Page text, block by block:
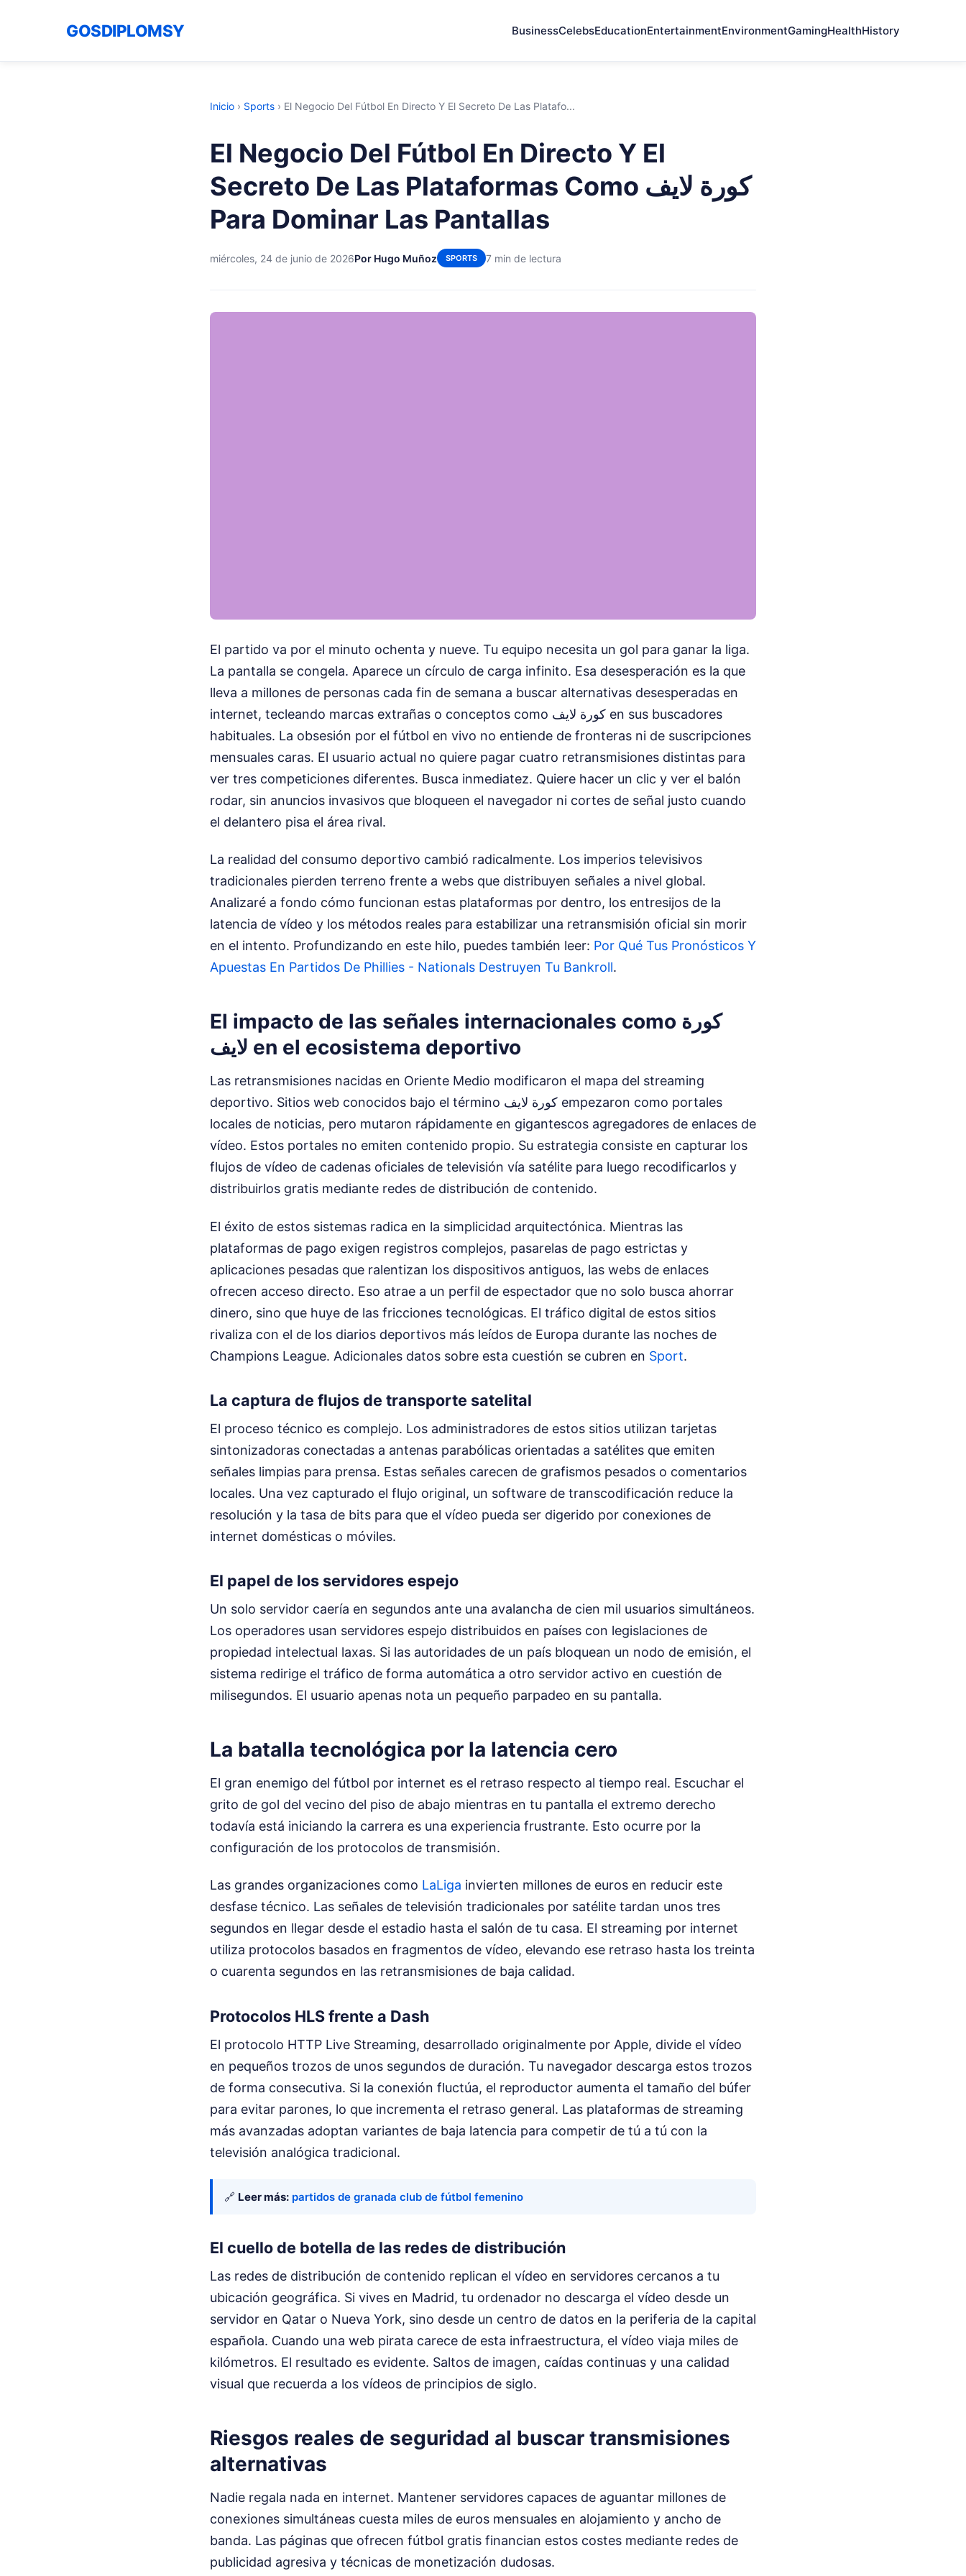
GOSDIPLOMSY BusinessCelebsEducationEntertainmentEnvironmentGamingHealthHistory
Inicio › Sports › El Negocio Del Fútbol En Directo Y El Secreto De Las Platafo...
El Negocio Del Fútbol En Directo Y El
Secreto De Las Plataformas Como كورة لايف
Para Dominar Las Pantallas
miércoles, 24 de junio de 2026Por Hugo Muñoz SPORTS 7 min de lectura
El partido va por el minuto ochenta y nueve. Tu equipo necesita un gol para ganar la liga.
La pantalla se congela. Aparece un círculo de carga infinito. Esa desesperación es la que
lleva a millones de personas cada fin de semana a buscar alternativas desesperadas en
internet, tecleando marcas extrañas o conceptos como كورة لايف en sus buscadores
habituales. La obsesión por el fútbol en vivo no entiende de fronteras ni de suscripciones
mensuales caras. El usuario actual no quiere pagar cuatro retransmisiones distintas para
ver tres competiciones diferentes. Busca inmediatez. Quiere hacer un clic y ver el balón
rodar, sin anuncios invasivos que bloqueen el navegador ni cortes de señal justo cuando
el delantero pisa el área rival.
La realidad del consumo deportivo cambió radicalmente. Los imperios televisivos
tradicionales pierden terreno frente a webs que distribuyen señales a nivel global.
Analizaré a fondo cómo funcionan estas plataformas por dentro, los entresijos de la
latencia de vídeo y los métodos reales para estabilizar una retransmisión oficial sin morir
en el intento. Profundizando en este hilo, puedes también leer: Por Qué Tus Pronósticos Y
Apuestas En Partidos De Phillies - Nationals Destruyen Tu Bankroll.
El impacto de las señales internacionales como كورة
لايف en el ecosistema deportivo
Las retransmisiones nacidas en Oriente Medio modificaron el mapa del streaming
deportivo. Sitios web conocidos bajo el término كورة لايف empezaron como portales
locales de noticias, pero mutaron rápidamente en gigantescos agregadores de enlaces de
vídeo. Estos portales no emiten contenido propio. Su estrategia consiste en capturar los
flujos de vídeo de cadenas oficiales de televisión vía satélite para luego recodificarlos y
distribuirlos gratis mediante redes de distribución de contenido.
El éxito de estos sistemas radica en la simplicidad arquitectónica. Mientras las
plataformas de pago exigen registros complejos, pasarelas de pago estrictas y
aplicaciones pesadas que ralentizan los dispositivos antiguos, las webs de enlaces
ofrecen acceso directo. Eso atrae a un perfil de espectador que no solo busca ahorrar
dinero, sino que huye de las fricciones tecnológicas. El tráfico digital de estos sitios
rivaliza con el de los diarios deportivos más leídos de Europa durante las noches de
Champions League. Adicionales datos sobre esta cuestión se cubren en Sport.
La captura de flujos de transporte satelital
El proceso técnico es complejo. Los administradores de estos sitios utilizan tarjetas
sintonizadoras conectadas a antenas parabólicas orientadas a satélites que emiten
señales limpias para prensa. Estas señales carecen de grafismos pesados o comentarios
locales. Una vez capturado el flujo original, un software de transcodificación reduce la
resolución y la tasa de bits para que el vídeo pueda ser digerido por conexiones de
internet domésticas o móviles.
El papel de los servidores espejo
Un solo servidor caería en segundos ante una avalancha de cien mil usuarios simultáneos.
Los operadores usan servidores espejo distribuidos en países con legislaciones de
propiedad intelectual laxas. Si las autoridades de un país bloquean un nodo de emisión, el
sistema redirige el tráfico de forma automática a otro servidor activo en cuestión de
milisegundos. El usuario apenas nota un pequeño parpadeo en su pantalla.
La batalla tecnológica por la latencia cero
El gran enemigo del fútbol por internet es el retraso respecto al tiempo real. Escuchar el
grito de gol del vecino del piso de abajo mientras en tu pantalla el extremo derecho
todavía está iniciando la carrera es una experiencia frustrante. Esto ocurre por la
configuración de los protocolos de transmisión.
Las grandes organizaciones como LaLiga invierten millones de euros en reducir este
desfase técnico. Las señales de televisión tradicionales por satélite tardan unos tres
segundos en llegar desde el estadio hasta el salón de tu casa. El streaming por internet
utiliza protocolos basados en fragmentos de vídeo, elevando ese retraso hasta los treinta
o cuarenta segundos en las retransmisiones de baja calidad.
Protocolos HLS frente a Dash
El protocolo HTTP Live Streaming, desarrollado originalmente por Apple, divide el vídeo
en pequeños trozos de unos segundos de duración. Tu navegador descarga estos trozos
de forma consecutiva. Si la conexión fluctúa, el reproductor aumenta el tamaño del búfer
para evitar parones, lo que incrementa el retraso general. Las plataformas de streaming
más avanzadas adoptan variantes de baja latencia para competir de tú a tú con la
televisión analógica tradicional.
🔗 Leer más: partidos de granada club de fútbol femenino
El cuello de botella de las redes de distribución
Las redes de distribución de contenido replican el vídeo en servidores cercanos a tu
ubicación geográfica. Si vives en Madrid, tu ordenador no descarga el vídeo desde un
servidor en Qatar o Nueva York, sino desde un centro de datos en la periferia de la capital
española. Cuando una web pirata carece de esta infraestructura, el vídeo viaja miles de
kilómetros. El resultado es evidente. Saltos de imagen, caídas continuas y una calidad
visual que recuerda a los vídeos de principios de siglo.
Riesgos reales de seguridad al buscar transmisiones
alternativas
Nadie regala nada en internet. Mantener servidores capaces de aguantar millones de
conexiones simultáneas cuesta miles de euros mensuales en alojamiento y ancho de
banda. Las páginas que ofrecen fútbol gratis financian estos costes mediante redes de
publicidad agresiva y técnicas de monetización dudosas.